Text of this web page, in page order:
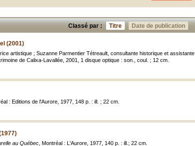
Classé par : Titre Date de publication
(2001)
artistique ; Suzanne Parmentier Tétreault, consultante historique et assistante,
de Calixa-Lavallée, 2001, 1 disque optique : son., coul. ; 12 cm.
: Editions de l'Aurore, 1977, 148 p. : ill. ; 22 cm.
au Québec , Montréal : L'Aurore, 1977, 140 p. : ill.; 22 cm.